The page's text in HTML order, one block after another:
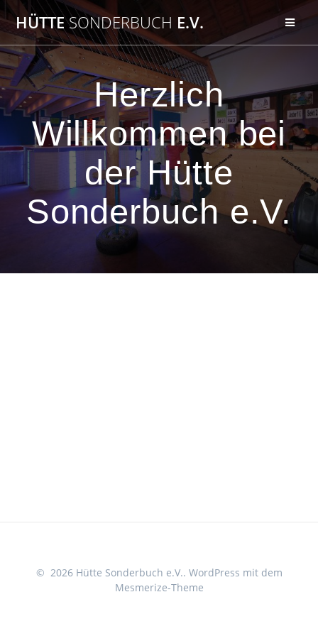
Inhalt
springen
HÜTTESONDERBUCH E.V.
Herzlich
Willkommen bei
der Hütte
Sonderbuch e.V.
© 2026 Hütte Sonderbuch e.V.. WordPress mit dem
Mesmerize-Theme